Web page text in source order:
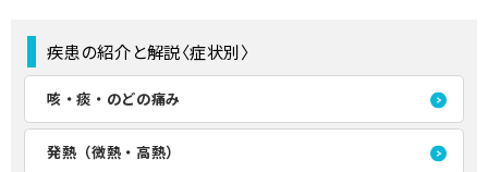
疾患の紹介と解説〈症状別〉
咳・痰・のどの痛み
発熱（微熱・高熱）